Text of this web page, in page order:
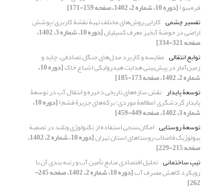
قره‌سو)[دوره 10، شماره 2، 1402، صفحه 159-171]
تفسیر چشمی کارایی روش‌های مختلف تهیۀ نقشۀ کاربری/پوشش
اراضی در حوضۀ آبخیز معرف کسیلیان [دوره 10، شماره 3، 1402،
صفحه 321-334]
توابع انتقالی مقایسه و کاربرد مدل‌های جنگل تصادفی، چاید و
زمین‌آمار در پیش‌بینی هدایت ‏هیدرولیکی اشباع خاک [دوره 10،
شماره 2، 1402، صفحه 173-185]
توسعۀ پایدار نقش سازه‌های تاریخی ذخیره و انتقال آب در توسعۀ
پایدار گردشگری (مطالعۀ موردی: برکه‌های جزیرۀ قشم) [دوره 10،
شماره 3، 1402، صفحه 449-459]
توسعۀ روستایی امکان‌سنجی استفاده از تکنولوژی وتلند در تصفیة
بیولوژیک فاضلاب روستاهای استان تهران [دوره 10، شماره 2، 1402،
صفحه 215-229]
تیپ ساختمانی تحلیل اقتصادی منابع تأمین آب و رتبه بندی آن با
رویکرد کاهش مصرف آب [دوره 10، شماره 2، 1402، صفحه 245-
262]